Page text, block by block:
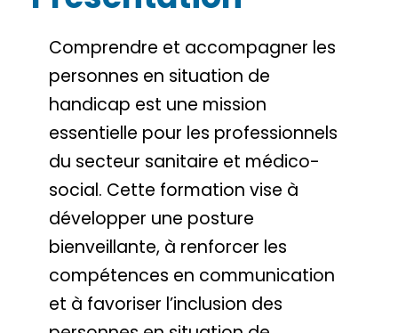
Comprendre et accompagner les
personnes en situation de
handicap est une mission
essentielle pour les professionnels
du secteur sanitaire et médico-
social. Cette formation vise à
développer une posture
bienveillante, à renforcer les
compétences en communication
et à favoriser l’inclusion des